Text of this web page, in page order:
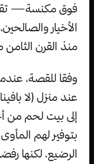
فوق مكنسة—
الأخيار
منذ القرن الثامن
وفقا للقصة،
عند منزل (لا
إلى بيت لحم من
بتوفير لهم
الرضيع، لكنها